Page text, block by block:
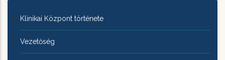
KLINIKAI
KÖZPONTRÓL
Klinikai Központ története
Vezetőség